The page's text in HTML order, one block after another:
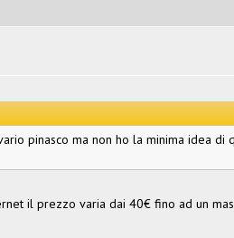
pinasco ma non ho la minima idea di
il prezzo varia dai 40€ fino ad un